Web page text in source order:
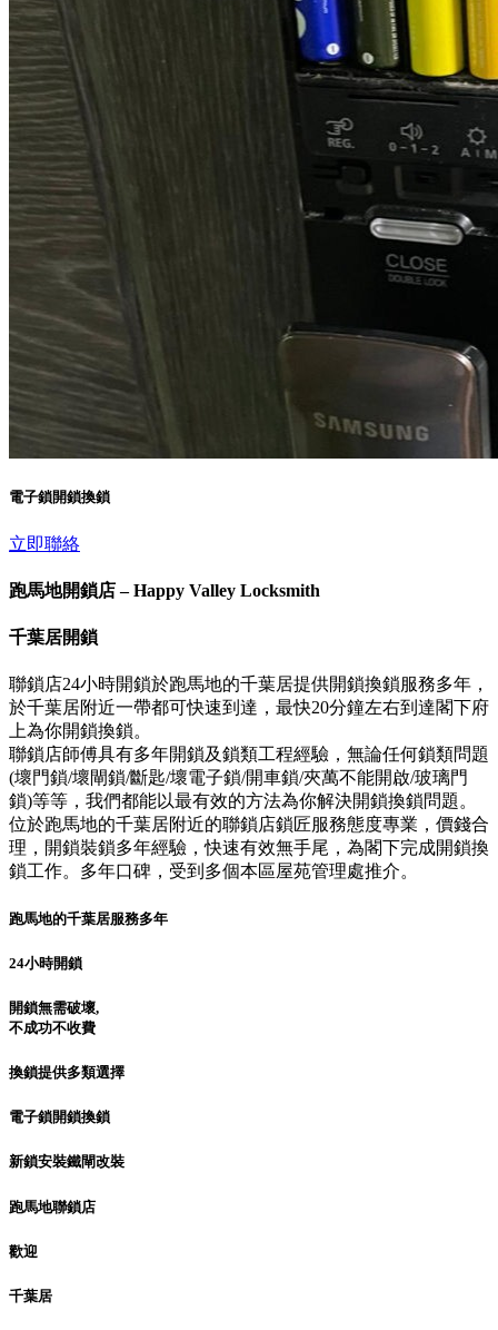
電子鎖開鎖換鎖
立即聯絡
跑馬地開鎖店 – Happy Valley Locksmith
千葉居開鎖
聯鎖店24小時開鎖於跑馬地的千葉居提供開鎖換鎖服務多年，
於千葉居附近一帶都可快速到達，最快20分鐘左右到達閣下府
上為你開鎖換鎖。
聯鎖店師傅具有多年開鎖及鎖類工程經驗，無論任何鎖類問題
(壞門鎖/壞閘鎖/斷匙/壞電子鎖/開車鎖/夾萬不能開啟/玻璃門
鎖)等等，我們都能以最有效的方法為你解決開鎖換鎖問題。
位於跑馬地的千葉居附近的聯鎖店鎖匠服務態度專業，價錢合
理，開鎖裝鎖多年經驗，快速有效無手尾，為閣下完成開鎖換
鎖工作。多年口碑，受到多個本區屋苑管理處推介。
跑馬地的千葉居服務多年
24小時開鎖
開鎖無需破壞,
不成功不收費
換鎖提供多類選擇
電子鎖開鎖換鎖
新鎖安裝鐵閘改裝
跑馬地聯鎖店
歡迎
千葉居